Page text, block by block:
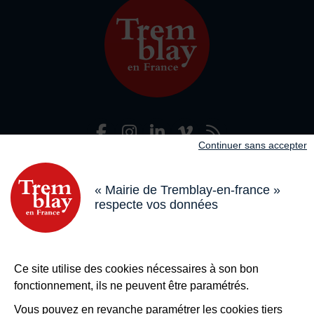
« Mairie de Tremblay-en-france »
respecte vos données
Ce site utilise des cookies nécessaires à son bon
fonctionnement, ils ne peuvent être paramétrés.
Vous pouvez en revanche paramétrer les cookies tiers
Continuer sans accepter
Nous suivre
Facebook
InstagramLinkedIn
Adresse dans le pied de page
18 boulevard de l’Hôtel de Ville, 93290 Tremblay-en-France
Horaires
Du lundi au vendredi de 8h30 à 12h et de 13h à 17h
Le samedi de 8h30 à 12h
Bouton contacterNous contacter
Plus deTremblay !